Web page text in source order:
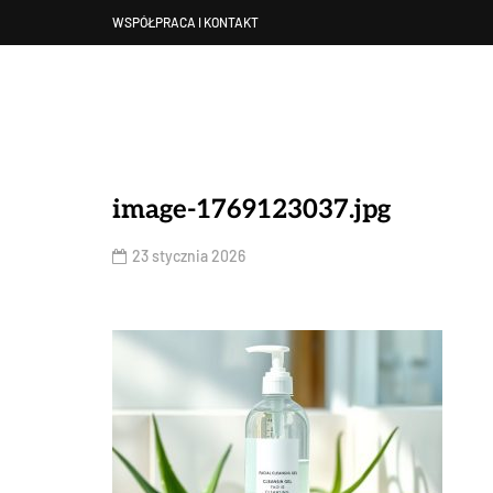
WSPÓŁPRACA I KONTAKT
image-1769123037.jpg
23 stycznia 2026